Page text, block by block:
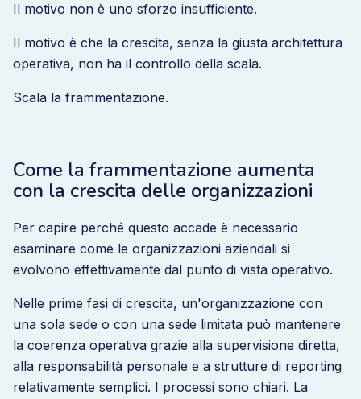
Il motivo non è uno sforzo insufficiente.
Il motivo è che la crescita, senza la giusta architettura
operativa, non ha il controllo della scala.
Scala la frammentazione.
Come la frammentazione aumenta
con la crescita delle organizzazioni
Per capire perché questo accade è necessario
esaminare come le organizzazioni aziendali si
evolvono effettivamente dal punto di vista operativo.
Nelle prime fasi di crescita, un'organizzazione con
una sola sede o con una sede limitata può mantenere
la coerenza operativa grazie alla supervisione diretta,
alla responsabilità personale e a strutture di reporting
relativamente semplici. I processi sono chiari. La